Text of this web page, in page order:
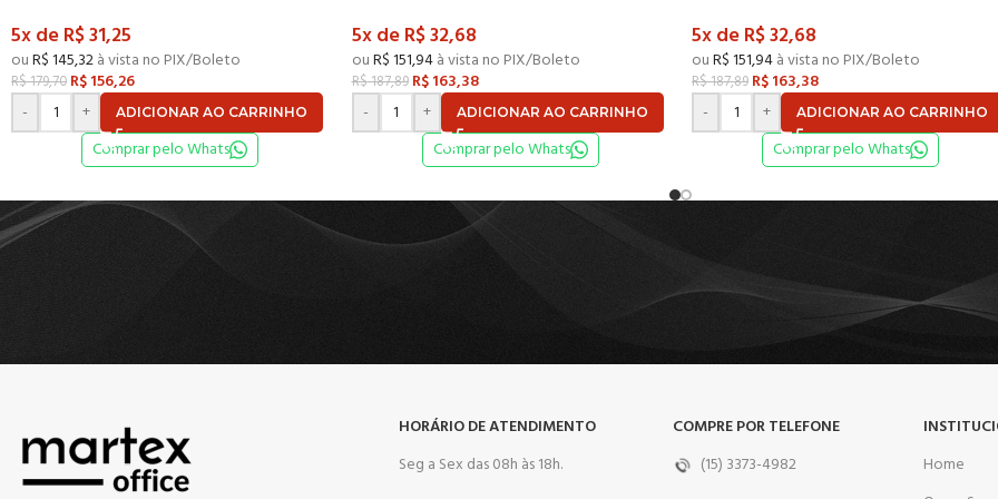
5x deR$31,25
ouR$145,32à vista no PIX/Boleto
R$179,70 R$156,26
-
+ ADICIONAR AO CARRINHO
Comprar pelo Whats
5x deR$32,68
ouR$151,94à vista no PIX/Boleto
R$187,89 R$163,38
-
+ ADICIONAR AO CARRINHO
Comprar pelo Whats
5x deR$32,68
ouR$151,94à vista no PIX/Boleto
R$187,89 R$163,38
-
+ ADICIONAR AO CARRINHO
Comprar pelo Whats
HORÁRIO DE ATENDIMENTO
Seg a Sex das 08h às 18h.
COMPRE POR TELEFONE
(15) 3373-4982
Home